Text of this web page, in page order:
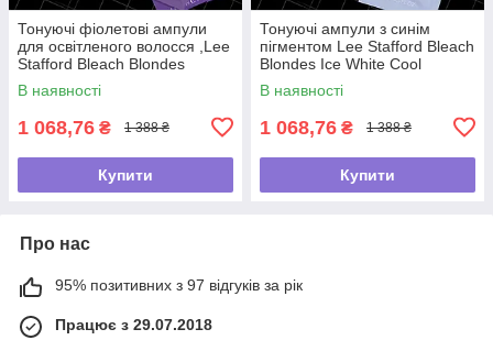
Тонуючі фіолетові ампули
для освітленого волосся ,Lee
Stafford Bleach Blondes
Purple Toning Hot Shots ,4 x
15
В наявності
1 068,76 ₴ 1 388 ₴
Купити
Тонуючі ампули з синім
пігментом Lee Stafford Bleach
Blondes Ice White Cool
Shots,4 x 15мл
В наявності
1 068,76 ₴ 1 388 ₴
Купити
Про нас
95% позитивних з 97 відгуків за рік
Працює з 29.07.2018